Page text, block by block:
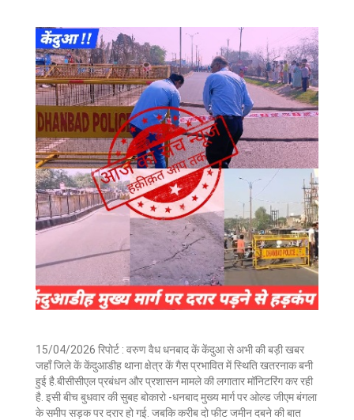
15/04/2026 रिपोर्ट : वरुण वैध धनबाद कें केंदुआ से अभी की बड़ी खबर
जहाँ जिले कें केंदुआडीह थाना क्षेत्र कें गैस प्रभावित में स्थिति खतरनाक बनी
हुई है.बीसीसीएल प्रबंधन और प्रशासन मामले की लगातार मॉनिटरिंग कर रही
है. इसी बीच बुधवार की सुबह बोकारो -धनबाद मुख्य मार्ग पर ओल्ड जीएम बंगला
के समीप सड़क पर दरार हो गई. जबकि करीब दो फीट जमीन दबने की बात